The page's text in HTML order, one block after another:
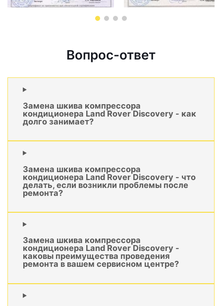
Вопрос-ответ
Замена шкива компрессора
кондиционера Land Rover Discovery - как
долго занимает?
Замена шкива компрессора
кондиционера Land Rover Discovery - что
делать, если возникли проблемы после
ремонта?
Замена шкива компрессора
кондиционера Land Rover Discovery -
каковы преимущества проведения
ремонта в вашем сервисном центре?